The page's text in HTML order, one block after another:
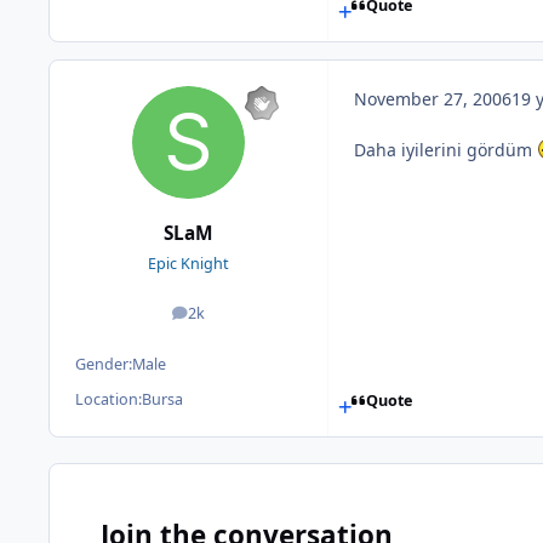
Quote
SLaM
Epic Knight
2k
posts
Gender:Male
Location:Bursa
November 27, 200619
Daha iyilerini gördüm
Quote
Join the conversation